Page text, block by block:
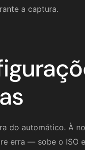
a captura.
do automático. À
erra — sobe o ISO